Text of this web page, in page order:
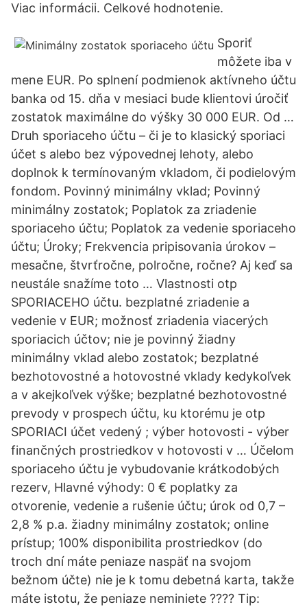
Viac informácii. Celkové hodnotenie.
Sporiť
môžete iba v
mene EUR. Po splnení podmienok aktívneho účtu
banka od 15. dňa v mesiaci bude klientovi úročiť
zostatok maximálne do výšky 30 000 EUR. Od …
Druh sporiaceho účtu – či je to klasický sporiaci
účet s alebo bez výpovednej lehoty, alebo
doplnok k termínovaným vkladom, či podielovým
fondom. Povinný minimálny vklad; Povinný
minimálny zostatok; Poplatok za zriadenie
sporiaceho účtu; Poplatok za vedenie sporiaceho
účtu; Úroky; Frekvencia pripisovania úrokov –
mesačne, štvrťročne, polročne, ročne? Aj keď sa
neustále snažíme toto … Vlastnosti otp
SPORIACEHO účtu. bezplatné zriadenie a
vedenie v EUR; možnosť zriadenia viacerých
sporiacich účtov; nie je povinný žiadny
minimálny vklad alebo zostatok; bezplatné
bezhotovostné a hotovostné vklady kedykoľvek
a v akejkoľvek výške; bezplatné bezhotovostné
prevody v prospech účtu, ku ktorému je otp
SPORIACI účet vedený ; výber hotovosti - výber
finančných prostriedkov v hotovosti v … Účelom
sporiaceho účtu je vybudovanie krátkodobých
rezerv, Hlavné výhody: 0 € poplatky za
otvorenie, vedenie a rušenie účtu; úrok od 0,7 –
2,8 % p.a. žiadny minimálny zostatok; online
prístup; 100% disponibilita prostriedkov (do
troch dní máte peniaze naspäť na svojom
bežnom účte) nie je k tomu debetná karta, takže
máte istotu, že peniaze neminiete ???? Tip: